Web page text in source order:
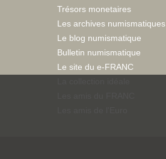
Trésors monetaires
Les archives numismatiques
Le blog numismatique
Bulletin numismatique
Le site du e-FRANC